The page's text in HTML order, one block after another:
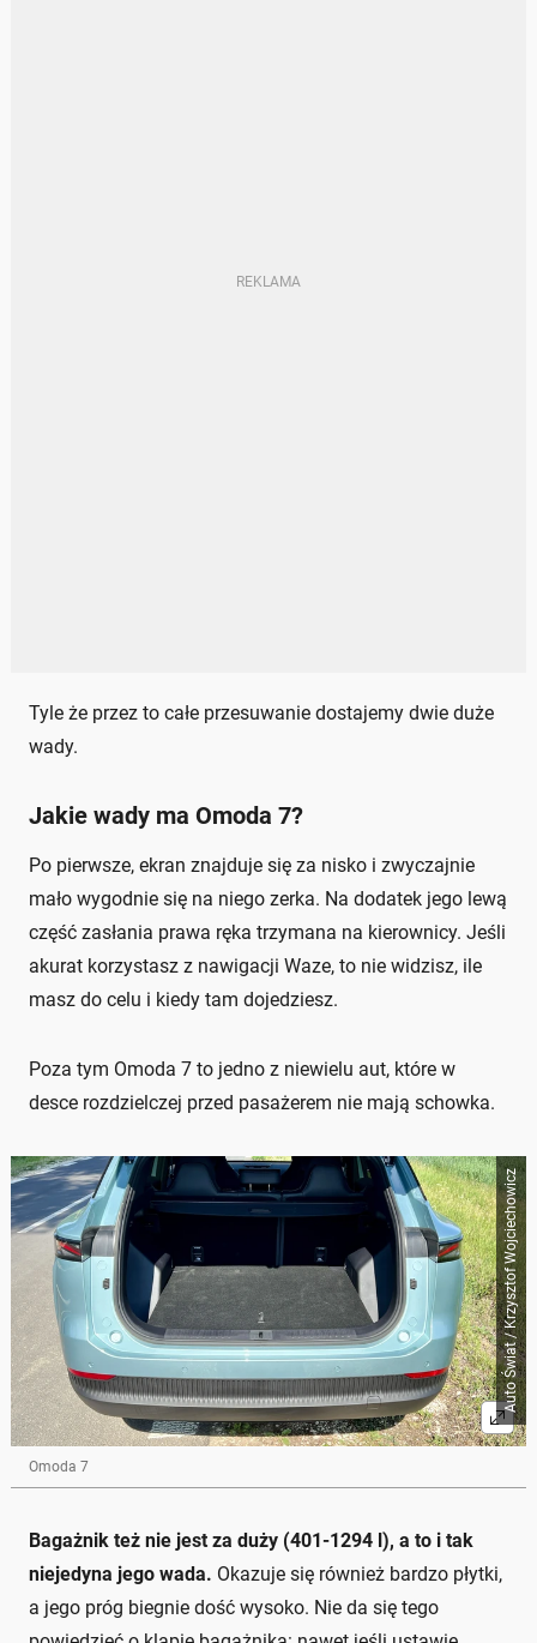
Tyle że przez to całe przesuwanie dostajemy dwie duże
wady.
Jakie wady ma Omoda 7?
Po pierwsze, ekran znajduje się za nisko i zwyczajnie
mało wygodnie się na niego zerka. Na dodatek jego lewą
część zasłania prawa ręka trzymana na kierownicy. Jeśli
akurat korzystasz z nawigacji Waze, to nie widzisz, ile
masz do celu i kiedy tam dojedziesz.
Poza tym Omoda 7 to jedno z niewielu aut, które w
desce rozdzielczej przed pasażerem nie mają schowka.
Auto Świat / Krzysztof Wojciechowicz
Omoda 7
Bagażnik też nie jest za duży (401-1294 l), a to i tak
niejedyna jego wada. Okazuje się również bardzo płytki,
a jego próg biegnie dość wysoko. Nie da się tego